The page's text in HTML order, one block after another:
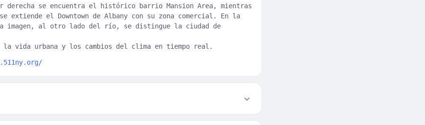
se encuentra el histórico barrio Mansion Area, mientras
extiende el Downtown de Albany con su zona comercial. En la
imagen, al otro lado del río, se distingue la ciudad de
vida urbana y los cambios del clima en tiempo real.